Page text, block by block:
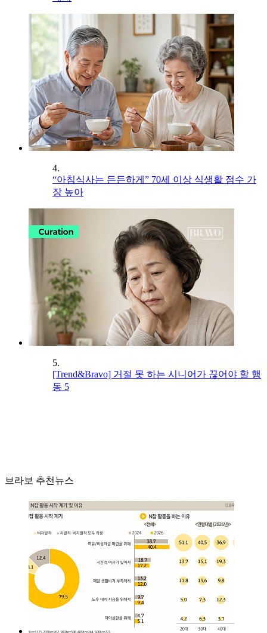
4.
“아침식사는 든든하게” 70세 이상 식생활 점수 가
장 높아
5.
[Trend&Bravo] 거절 못 하는 시니어가 끊어야 할 행
동 5
브라보 추천뉴스